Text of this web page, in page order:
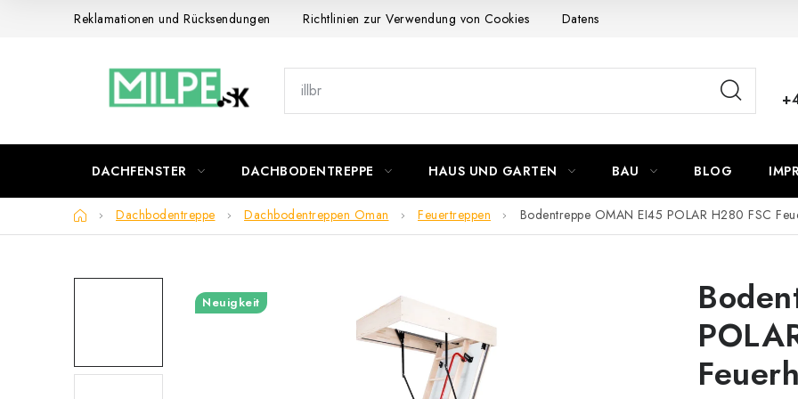
Reklamationen und Rücksendungen Richtlinien zur Verwendung von Cookies Datenschutzerklärung Allgemeinen
DACHFENSTER DACHBODENTREPPE HAUS UND GARTEN BAU BLOG
StartseiteDachbodentreppe Dachbodentreppen Oman Feuertreppen Bodentreppe OMAN EI45 POLAR H280 FSC
Neuigkeit